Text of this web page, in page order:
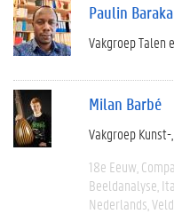
Paulin
Vakgroep Talen
Milan Barbé
Vakgroep
18e Eeuw
Beeldanalyse
Nederlands